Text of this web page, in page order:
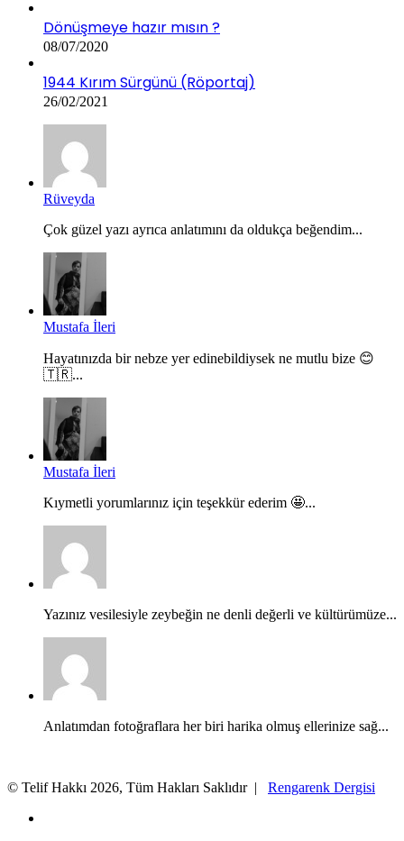
Dönüşmeye hazır mısın ?
08/07/2020
1944 Kırım Sürgünü (Röportaj)
26/02/2021
Rüveyda
Çok güzel yazı ayrıca anlatımını da oldukça beğendim...
Mustafa İleri
Hayatınızda bir nebze yer edinebildiysek ne mutlu bize 😊
🇹🇷...
Mustafa İleri
Kıymetli yorumlarınız için teşekkür ederim 🤩...
Yazınız vesilesiyle zeybeğin ne denli değerli ve kültürümüze...
Anlatımdan fotoğraflara her biri harika olmuş ellerinize sağ...
© Telif Hakkı 2026, Tüm Hakları Saklıdır | Rengarenk Dergisi